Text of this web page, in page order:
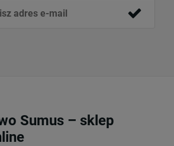
Sumus – sklep